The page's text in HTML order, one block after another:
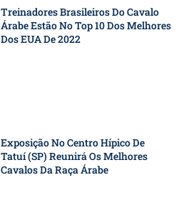
Treinadores Brasileiros Do Cavalo
Árabe Estão No Top 10 Dos Melhores
Dos EUA De 2022
Exposição No Centro Hípico De
Tatuí (SP) Reunirá Os Melhores
Cavalos Da Raça Árabe